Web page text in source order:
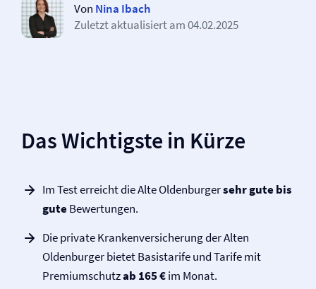
Von Nina Ibach
Zuletzt aktualisiert am04.02.2025
Das Wichtigste in Kürze
Im Test erreicht die Alte Oldenburgersehr gute bis
guteBewertungen.
Die private Kranken­versicherung der Alten
Oldenburger bietet Basistarife und Tarife mit
Premiumschutzab 165 €im Monat.